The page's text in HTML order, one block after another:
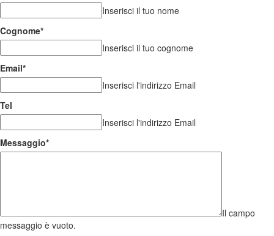
Inserisci il tuo nome
Cognome*
Inserisci il tuo cognome
Email*
Inserisci l'indirizzo Email
Tel
Inserisci l'indirizzo Email
Messaggio*
Il campo
messaggio è vuoto.